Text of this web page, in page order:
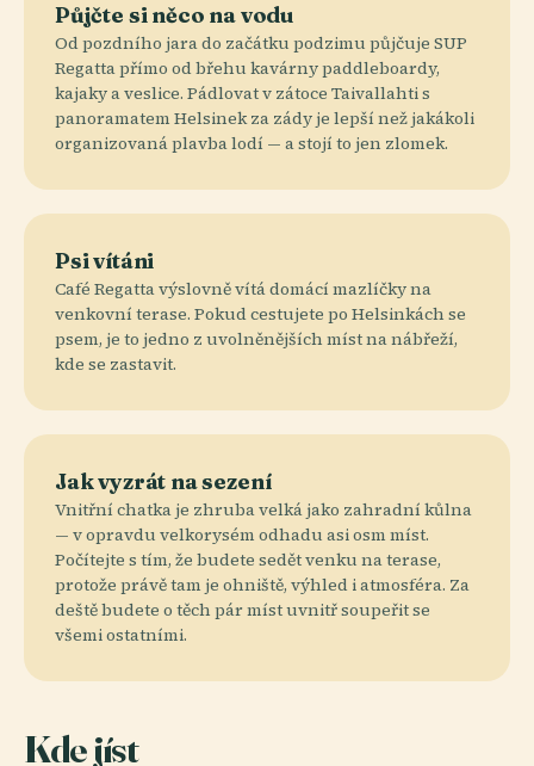
Půjčte si něco na vodu
Od pozdního jara do začátku podzimu půjčuje SUP
Regatta přímo od břehu kavárny paddleboardy,
kajaky a veslice. Pádlovat v zátoce Taivallahti s
panoramatem Helsinek za zády je lepší než jakákoli
organizovaná plavba lodí — a stojí to jen zlomek.
Psi vítáni
Café Regatta výslovně vítá domácí mazlíčky na
venkovní terase. Pokud cestujete po Helsinkách se
psem, je to jedno z uvolněnějších míst na nábřeží,
kde se zastavit.
Jak vyzrát na sezení
Vnitřní chatka je zhruba velká jako zahradní kůlna
— v opravdu velkorysém odhadu asi osm míst.
Počítejte s tím, že budete sedět venku na terase,
protože právě tam je ohniště, výhled i atmosféra. Za
deště budete o těch pár míst uvnitř soupeřit se
všemi ostatními.
Kde jíst